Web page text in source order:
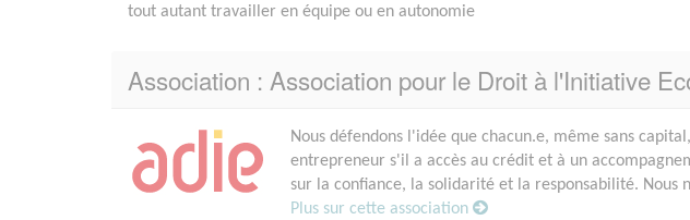
tout autant travailler en équipe ou en autonomie
Association : Association pour le Droit à l'Initiative
Nous défendons l'idée que chacun.e, même sans
entrepreneur s'il a accès au crédit et à un
sur la confiance, la solidarité et la responsabilité. Nous
Plus sur cette association